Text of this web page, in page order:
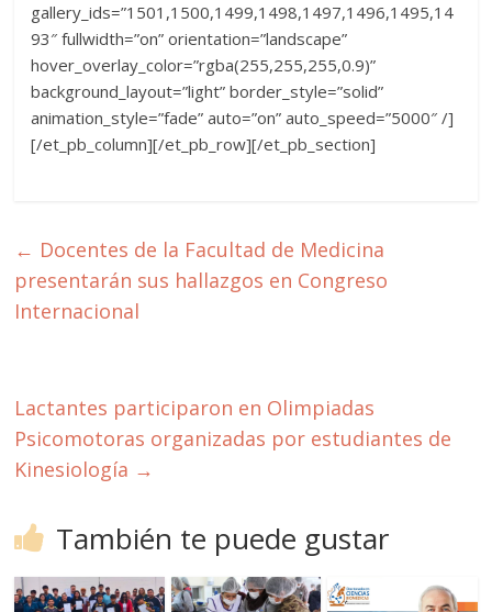
gallery_ids=”1501,1500,1499,1498,1497,1496,1495,14
93″ fullwidth=”on” orientation=”landscape”
hover_overlay_color=”rgba(255,255,255,0.9)”
background_layout=”light” border_style=”solid”
animation_style=”fade” auto=”on” auto_speed=”5000″ /]
[/et_pb_column][/et_pb_row][/et_pb_section]
← Docentes de la Facultad de Medicina
presentarán sus hallazgos en Congreso
Internacional
Lactantes participaron en Olimpiadas
Psicomotoras organizadas por estudiantes de
Kinesiología →
También te puede gustar